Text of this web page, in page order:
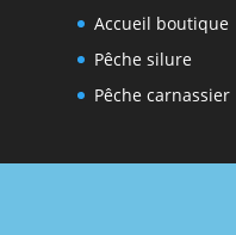
Accueil boutique
Pêche silure
Pêche carnassier